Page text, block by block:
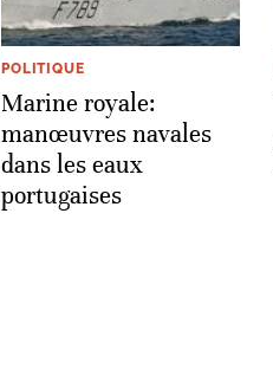
POLITIQUE
Marine royale:
manœuvres navales
dans les eaux
portugaises